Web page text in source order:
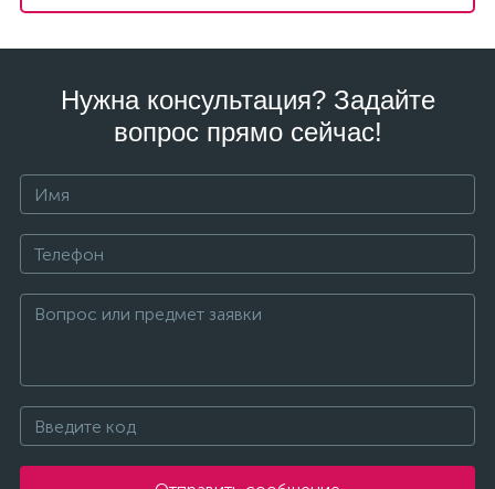
Нужна консультация? Задайте
вопрос прямо сейчас!